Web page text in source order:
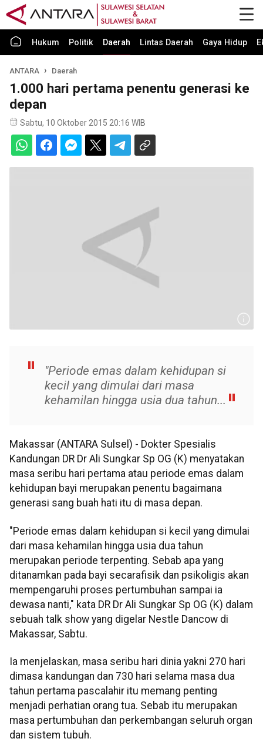
Hukum Politik Daerah Lintas Daerah Gaya Hidup
ANTARA Daerah
1.000 hari pertama penentu generasi ke
depan
Sabtu, 10 Oktober 2015 20:16 WIB
"Periode emas dalam kehidupan si
kecil yang dimulai dari masa
kehamilan hingga usia dua tahun...
Makassar (ANTARA Sulsel) - Dokter Spesialis
Kandungan DR Dr Ali Sungkar Sp OG (K) menyatakan
masa seribu hari pertama atau periode emas dalam
kehidupan bayi merupakan penentu bagaimana
generasi sang buah hati itu di masa depan.
"Periode emas dalam kehidupan si kecil yang dimulai
dari masa kehamilan hingga usia dua tahun
merupakan periode terpenting. Sebab apa yang
ditanamkan pada bayi secarafisik dan psikoligis akan
mempengaruhi proses pertumbuhan sampai ia
dewasa nanti," kata DR Dr Ali Sungkar Sp OG (K) dalam
sebuah talk show yang digelar Nestle Dancow di
Makassar, Sabtu.
Ia menjelaskan, masa seribu hari dinia yakni 270 hari
dimasa kandungan dan 730 hari selama masa dua
tahun pertama pascalahir itu memang penting
menjadi perhatian orang tua. Sebab itu merupakan
masa pertumbuhan dan perkembangan seluruh organ
dan sistem tubuh.